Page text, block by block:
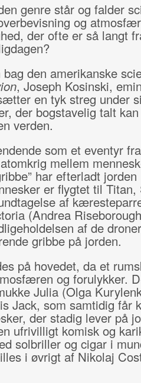
genre står og falder
og
der ofte er så langt
den amerikanske
, Joseph Kosinski,
en tyk streg under
der bogstavelig talt
verden.
som et eventyr
mellem
har efterladt
er flygtet til Titan,
af
(Andrea
af de
gribbe på jorden.
på hovedet, da et
og forulykker.
Julia (Olga
Jack, som samtidig får
der stadig lever på
ufrivilligt komisk og
solbriller og cigar i
i øvrigt af Nikolaj